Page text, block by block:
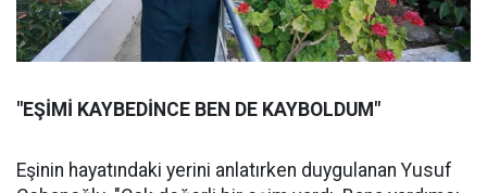
"EŞİMİ KAYBEDİNCE BEN DE KAYBOLDUM"
Eşinin hayatındaki yerini anlatırken duygulanan Yusuf